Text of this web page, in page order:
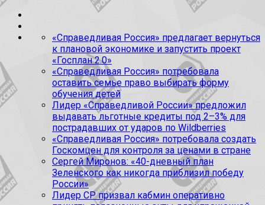
«Справедливая Россия» предлагает вернуться
к плановой экономике и запустить проект
«Госплан 2.0»
«Справедливая Россия» потребовала
оставить семье право выбирать форму
обучения детей
Лидер «Справедливой России» предложил
выдавать льготные кредиты под 2–3% для
пострадавших от ударов по Wildberries
«Справедливая Россия» потребовала создать
Госкомцен для контроля за ценами в стране
Сергей Миронов: «40-дневный план
Зеленского как никогда приблизил победу
России»
Лидер СР призвал кабмин оперативно